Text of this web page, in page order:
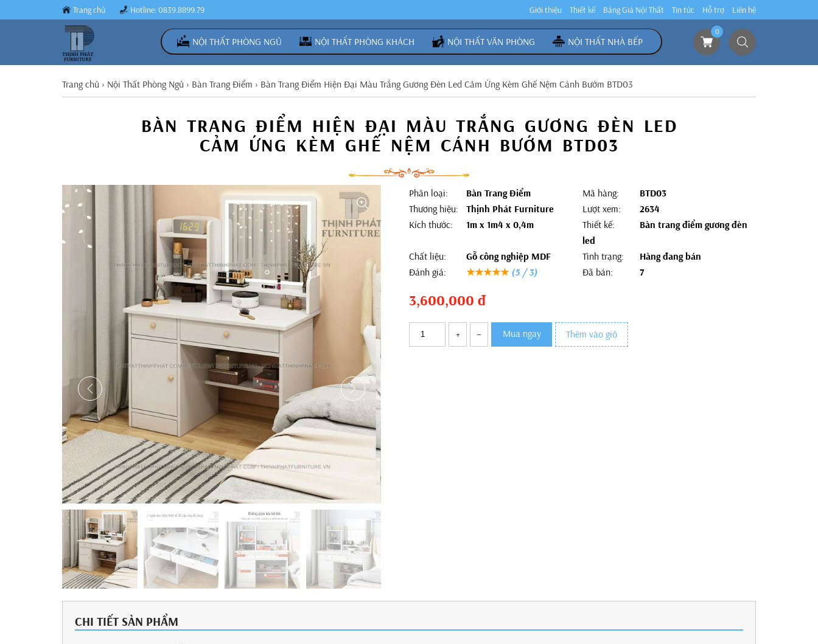
Trang chủ Hotline: 0839.8899.79 Giới thiệu Thiết kế Bảng Giá Nội Thất Tin tức Hỗ trợ Liên hệ
NỘI THẤT PHÒNG NGỦ NỘI THẤT PHÒNG KHÁCH NỘI THẤT VĂN PHÒNG NỘI THẤT NHÀ BẾP
0
Trang chủ › Nội Thất Phòng Ngủ › Bàn Trang Điểm › Bàn Trang Điểm Hiện Đại Màu Trắng Gương Đèn Led Cảm Ứng Kèm Ghế Nệm Cánh Bướm BTD03
BÀN TRANG ĐIỂM HIỆN ĐẠI MÀU TRẮNG GƯƠNG ĐÈN LED
CẢM ỨNG KÈM GHẾ NỆM CÁNH BƯỚM BTD03
Phân loại: Bàn Trang Điểm Mã hàng:
BTD03
Thương hiệu:
Thịnh Phát Furniture Lượt xem:
2634
Kích thước:
1m x 1m4 x 0,4m Thiết kế:
Bàn trang điểm gương đèn
led
Chất liệu:
Gỗ công nghiệp MDF Tình trạng:
Hàng đang bán
Đánh giá:
★★★★★ (5 / 3) Đã bán: 7
3,600,000 đ
+ – Mua ngay Thêm vào giỏ
CHI TIẾT SẢN PHẨM